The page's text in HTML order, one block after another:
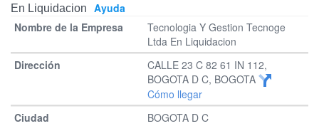
En Liquidacion
Ayuda
Tecnologia Y Gestion Tecnoge
Ltda En Liquidacion
CALLE 23 C 82 61 IN 112,
BOGOTA D C, BOGOTA
Cómo llegar
BOGOTA D C